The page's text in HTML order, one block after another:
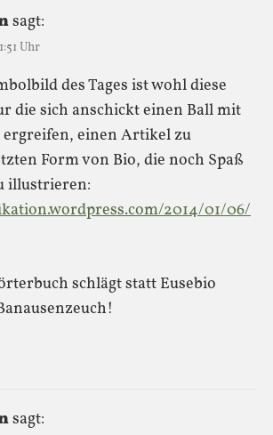
sagt:
Uhr
des Tages ist wohl diese
die sich anschickt einen Ball mit
ergreifen, einen Artikel zu
Form von Bio, die noch Spaß
illustrieren:
2014/01/06/
schlägt statt Eusebio
sagt: